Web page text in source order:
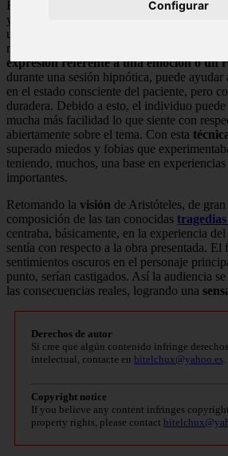
Configurar
Este
fue adoptado en el
y
un principio fundamental en esta rama de la
método catártico. En él describían
expresión referente a una emoción o un
durante una sesión hipnótica, puede ayudar
en el estado consciente del paciente, pero
duradera. Debido a esto, el individuo puede
mucha más facilidad lo que siente con
abiertamente sobre el tema. Con esta
superado miedos y fobias que
teniendo, muchos, una base en
importantes.
Retomando la visión de Aristóteles, de
composición de las tan conocidas
centraba, básicamente, en la experiencia
sentía con respecto a la obra presentada. El
sentimientos oscuros en el personaje
punto, serían castigados. Así la audiencia
las consecuencias reales, logrando una
Derechos de autor
Si cree que algún contenido infringe
intelectual, contacte en bitelchux@yahoo.es
Copyright notice
If you believe any content infringes
property rights, please contact